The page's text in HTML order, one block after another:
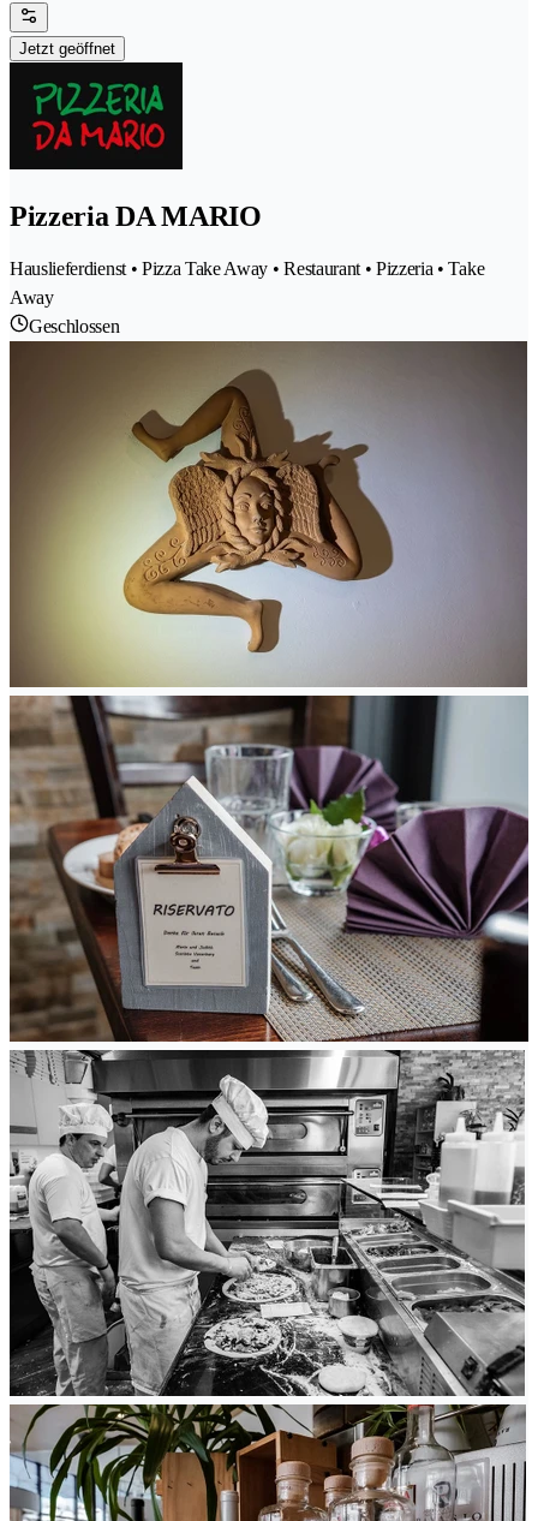
Jetzt geöffnet
Pizzeria DA MARIO
Hauslieferdienst • Pizza Take Away • Restaurant • Pizzeria • Take
Away
Geschlossen